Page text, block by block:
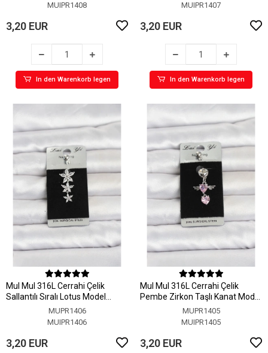
MUIPR1408
3,20 EUR
In den Warenkorb legen
MUIPR1407
3,20 EUR
In den Warenkorb legen
MuI MuI 316L Cerrahi Çelik
Sallantılı Sıralı Lotus Model
Göbek PiercingMUPR1406
MUIPR1406
3,20 EUR
MuI MuI 316L Cerrahi Çelik
Pembe Zirkon Taşlı Kanat Model
Göbek PiercingMUPR1405
MUIPR1405
3,20 EUR